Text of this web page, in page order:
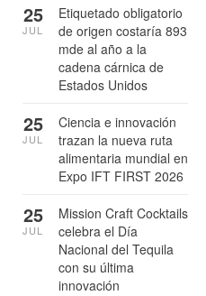
Etiquetado obligatorio
de origen costaría 893
mde al año a la
cadena cárnica de
Estados Unidos
25
JUL
Ciencia e innovación
trazan la nueva ruta
alimentaria mundial en
Expo IFT FIRST 2026
25
JUL
Mission Craft Cocktails
celebra el Día
Nacional del Tequila
con su última
innovación
25
JUL